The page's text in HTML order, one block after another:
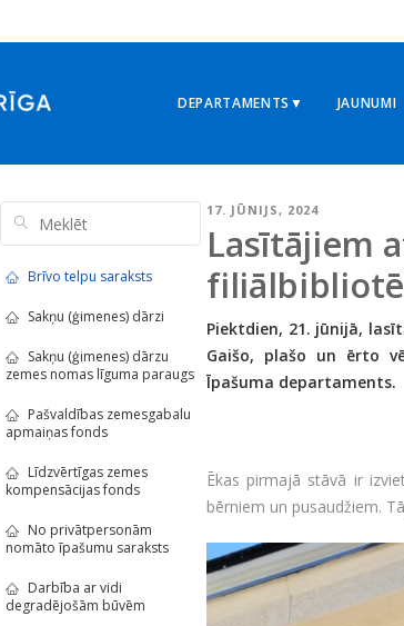
DEPARTAMENTS▼ JAUNUMI
17. JŪNIJS, 2024
Lasītājiem
Piektdien, 21. jūnijā,
Gaišo, plašo un ērto
Īpašuma departaments.
Ēkas pirmajā stāvā ir
bērniem un pusaudžiem.
Brīvo telpu saraksts
Sakņu (ģimenes) dārzi
Sakņu (ģimenes) dārzu
zemes nomas līguma paraugs
Pašvaldības zemesgabalu
apmaiņas fonds
Līdzvērtīgas zemes
kompensācijas fonds
No privātpersonām
nomāto īpašumu saraksts
Darbība ar vidi
degradējošām būvēm